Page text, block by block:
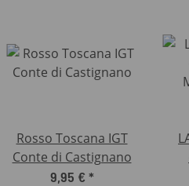
Rosso Toscana IGT
Conte di Castignano
9,95 € *